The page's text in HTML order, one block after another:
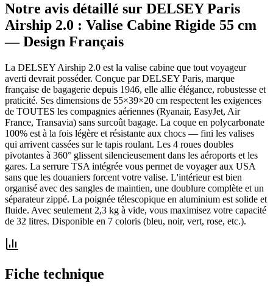
Notre avis détaillé sur DELSEY Paris
Airship 2.0 : Valise Cabine Rigide 55 cm
— Design Français
La DELSEY Airship 2.0 est la valise cabine que tout voyageur
averti devrait posséder. Conçue par DELSEY Paris, marque
française de bagagerie depuis 1946, elle allie élégance, robustesse et
praticité. Ses dimensions de 55×39×20 cm respectent les exigences
de TOUTES les compagnies aériennes (Ryanair, EasyJet, Air
France, Transavia) sans surcoût bagage. La coque en polycarbonate
100% est à la fois légère et résistante aux chocs — fini les valises
qui arrivent cassées sur le tapis roulant. Les 4 roues doubles
pivotantes à 360° glissent silencieusement dans les aéroports et les
gares. La serrure TSA intégrée vous permet de voyager aux USA
sans que les douaniers forcent votre valise. L'intérieur est bien
organisé avec des sangles de maintien, une doublure complète et un
séparateur zippé. La poignée télescopique en aluminium est solide et
fluide. Avec seulement 2,3 kg à vide, vous maximisez votre capacité
de 32 litres. Disponible en 7 coloris (bleu, noir, vert, rose, etc.).
Fiche technique